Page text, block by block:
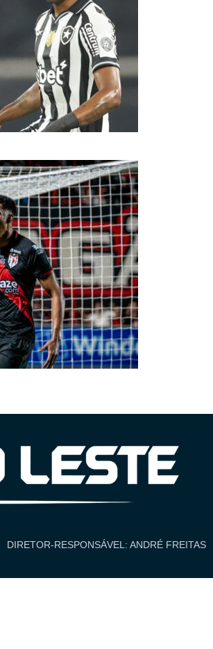
DIRETOR-RESPONSÁVEL: ANDRÉ FREITAS